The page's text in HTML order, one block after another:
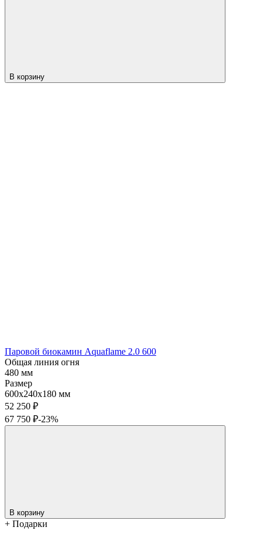
В корзину
Паровой биокамин Aquaflame 2.0 600
Общая линия огня
480 мм
Размер
600x240x180 мм
52 250 ₽
67 750 ₽-23%
В корзину
+ Подарки